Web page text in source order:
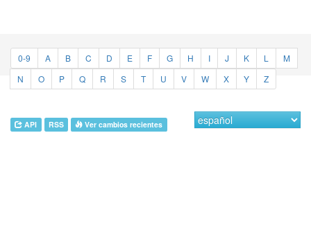
0-9 A B C D E F G H I J K L
M
N
O P Q R S T U V W X Y Z
API RSS Ver cambios recientes